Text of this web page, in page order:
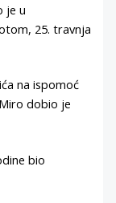
je u
25. travnja
na ispomoć
dobio je
bio